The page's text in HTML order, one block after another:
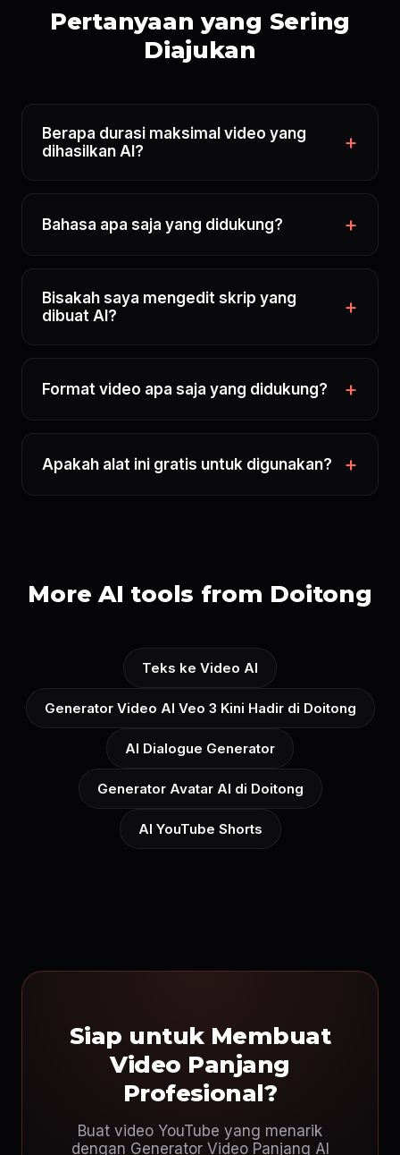
Pertanyaan yang Sering
Diajukan
Berapa durasi maksimal video yang
dihasilkan AI?
Bahasa apa saja yang didukung?
Bisakah saya mengedit skrip yang
dibuat AI?
Format video apa saja yang didukung?
Apakah alat ini gratis untuk digunakan?
More AI tools from Doitong
Teks ke Video AI
Generator Video AI Veo 3 Kini Hadir di Doitong
AI Dialogue Generator
Generator Avatar AI di Doitong
AI YouTube Shorts
Siap untuk Membuat
Video Panjang
Profesional?
Buat video YouTube yang menarik
dengan Generator Video Panjang AI